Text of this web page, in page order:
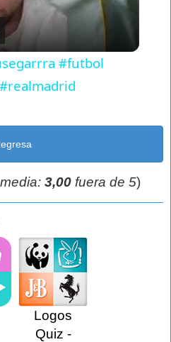
#futbol
3,00 fuera de 5)
Logos
Quiz -